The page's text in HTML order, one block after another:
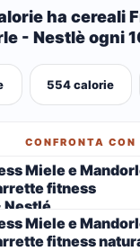
ha cereali
- Nestlè ogni
554 calorie
CONFRONTA CON
Miele e
fitness
Nestlé
Miele e
fitness